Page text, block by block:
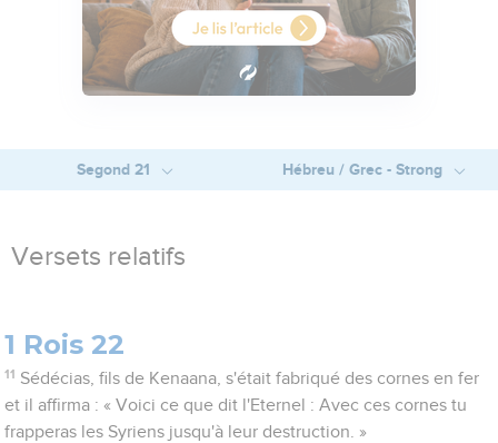
Segond 21 Hébreu / Grec - Strong
Versets relatifs
1 Rois 22
11 Sédécias, fils de Kenaana, s'était fabriqué des cornes en fer
et il affirma : « Voici ce que dit l'Eternel : Avec ces cornes tu
frapperas les Syriens jusqu'à leur destruction. »